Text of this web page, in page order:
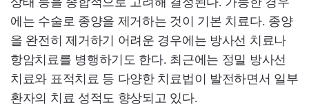
에는 수술로 종양을 제거하는 것이 기본 치료다. 종양
을 완전히 제거하기 어려운 경우에는 방사선 치료나
항암치료를 병행하기도 한다. 최근에는 정밀 방사선
치료와 표적치료 등 다양한 치료법이 발전하면서 일부
환자의 치료 성적도 향상되고 있다.